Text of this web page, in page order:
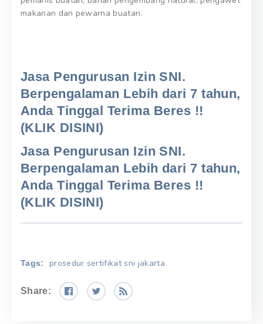
makanan dan pewarna buatan.
Jasa Pengurusan Izin SNI.
Berpengalaman Lebih dari 7 tahun,
Anda Tinggal Terima Beres !!
(KLIK DISINI)
Jasa Pengurusan Izin SNI.
Berpengalaman Lebih dari 7 tahun,
Anda Tinggal Terima Beres !!
(KLIK DISINI)
Tags: prosedur sertifikat sni jakarta
Share: